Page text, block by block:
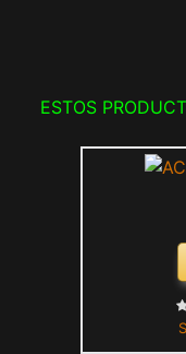
ESTOS